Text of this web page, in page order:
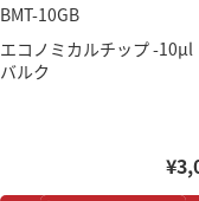
BMT-10GB
エコノミカルチップ -
バルク